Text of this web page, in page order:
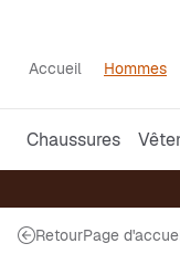
Accueil Hommes
Chaussures
RetourPage